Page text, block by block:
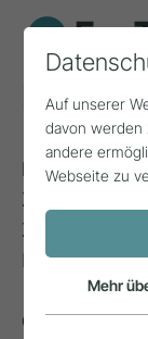
Entspricht der
Zeiteinheit (in
Zahl der
Quelle: Fuchs,
Auf unserer
davon
andere
Webseite zu
Mehr